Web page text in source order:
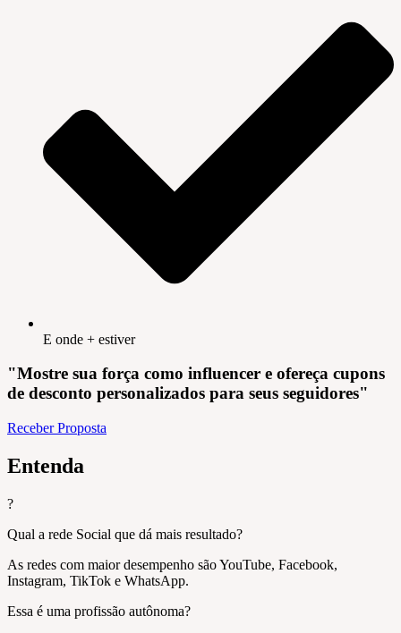
E onde + estiver
"Mostre sua força como influencer e ofereça cupons
de desconto personalizados para seus seguidores"
Receber Proposta
Entenda
?
Qual a rede Social que dá mais resultado?
As redes com maior desempenho são YouTube, Facebook,
Instagram, TikTok e WhatsApp.
Essa é uma profissão autônoma?